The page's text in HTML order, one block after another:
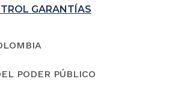
GARANTÍAS
PODER PÚBLICO